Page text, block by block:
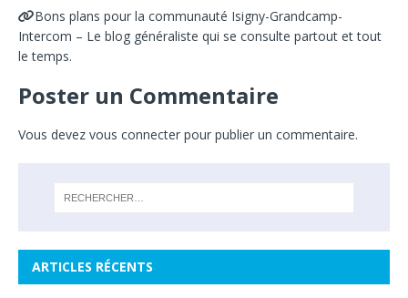
Bons plans pour la communauté Isigny-Grandcamp-
Intercom – Le blog généraliste qui se consulte partout et tout
le temps.
Poster un Commentaire
Vous devez vous connecter pour publier un commentaire.
ARTICLES RÉCENTS